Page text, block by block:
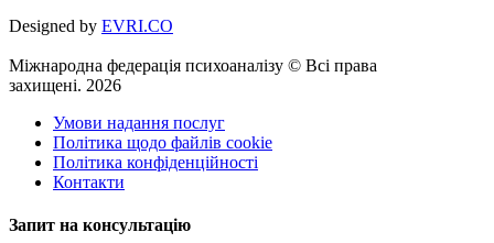
Designed by EVRI.CO
Міжнародна федерація психоаналізу © Всі права
захищені. 2026
Умови надання послуг
Політика щодо файлів cookie
Політика конфіденційності
Контакти
Запит на консультацію